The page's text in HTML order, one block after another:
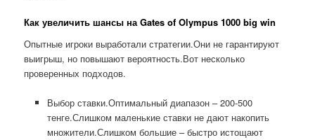
Как увеличить шансы на Gates of Olympus 1000 big win
Опытные игроки выработали стратегии.Они не гарантируют
выигрыш, но повышают вероятность.Вот несколько
проверенных подходов.
Выбор ставки.Оптимальный диапазон – 200-500
тенге.Слишком маленькие ставки не дают накопить
множители.Слишком большие – быстро истощают